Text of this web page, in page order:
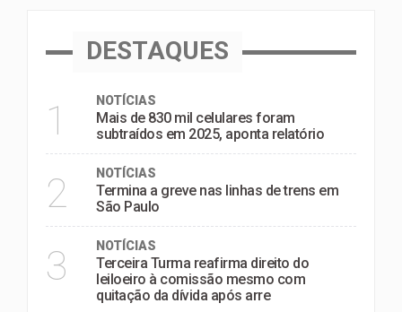
DESTAQUES
1 NOTÍCIAS
Mais de 830 mil celulares foram
subtraídos em 2025, aponta relatório
2 NOTÍCIAS
Termina a greve nas linhas de trens em
São Paulo
3 NOTÍCIAS
Terceira Turma reafirma direito do
leiloeiro à comissão mesmo com
quitação da dívida após arre